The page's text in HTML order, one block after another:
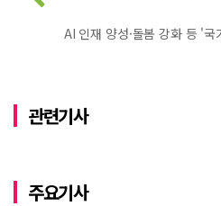
AI 인재 양성·돌봄 강화 등 '
관련기사
주요기사